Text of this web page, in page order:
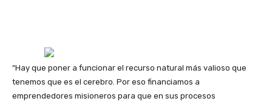
“Hay que poner a funcionar el recurso natural más valioso que
tenemos que es el cerebro. Por eso financiamos a
emprendedores misioneros para que en sus procesos